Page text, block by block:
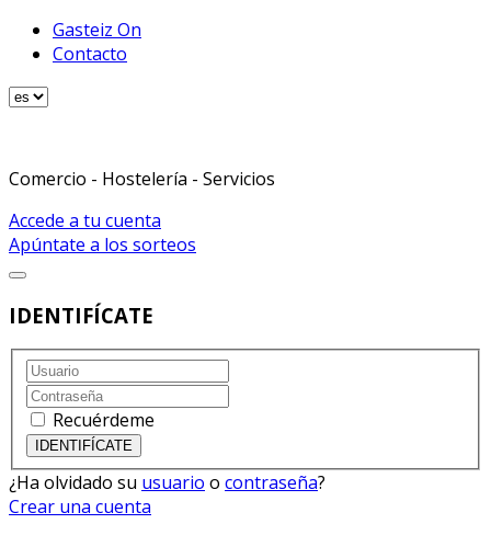
Gasteiz On
Contacto
Comercio - Hostelería - Servicios
Accede a tu cuenta
Apúntate a los sorteos
IDENTIFÍCATE
Recuérdeme
¿Ha olvidado su usuario o contraseña?
Crear una cuenta